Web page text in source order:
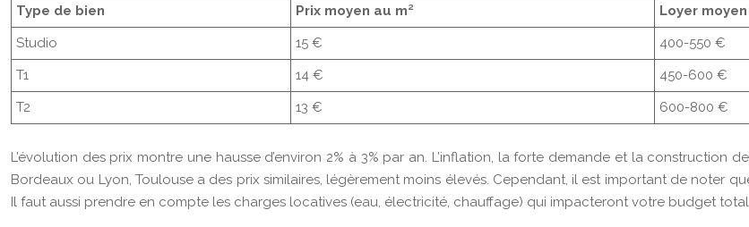
Type de bien Prix moyen au m²
Loyer
Studio
15 €
400-550 €
T1
14 €
450-600 €
T2
13 € 600-800 €
L’évolution des prix montre une hausse d’environ 2% à 3% par an. L’inflation, la forte demande et la
Bordeaux ou Lyon, Toulouse a des prix similaires, légèrement moins élevés. Cependant, il est important de noter
Il faut aussi prendre en compte les charges locatives (eau, électricité, chauffage) qui impacteront votre budget